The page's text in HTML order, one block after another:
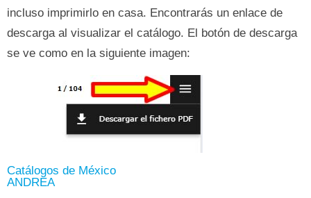
incluso imprimirlo en casa. Encontrarás un enlace de
descarga al visualizar el catálogo. El botón de descarga
se ve como en la siguiente imagen:
Catálogos de México
ANDREA